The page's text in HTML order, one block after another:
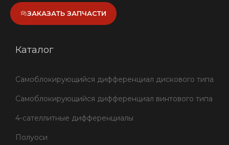
ЗАКАЗАТЬ ЗАПЧАСТИ
Каталог
Самоблокирующийся дифференциал дискового типа
Самоблокирующийся дифференциал винтового типа
4-сателлитные дифференциалы
Полуоси